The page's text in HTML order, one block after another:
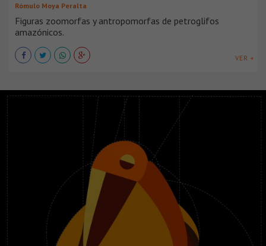
Rómulo Moya Peralta
Figuras zoomorfas y antropomorfas de petroglifos
amazónicos.
VER +